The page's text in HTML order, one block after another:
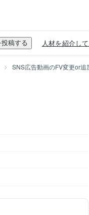
SNS広告動画のFV変更or